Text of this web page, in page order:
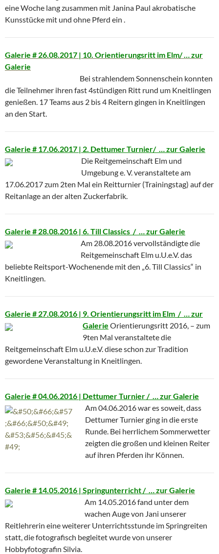
eine Woche lang zusammen mit Janina Paul akrobatische
Kunsstücke mit und ohne Pferd ein .
Galerie # 26.08.2017 | 10. Orientierungsritt im Elm/ … zur
Galerie
Bei strahlendem Sonnenschein konnten
die Teilnehmer ihren fast 4stündigen Ritt rund um Kneitlingen
genießen. 17 Teams aus 2 bis 4 Reitern gingen in Kneitlingen
an den Start.
Galerie # 17.06.2017 | 2. Dettumer Turnier/ … zur Galerie
Die Reitgemeinschaft Elm und
Umgebung e. V. veranstaltete am
17.06.2017 zum 2ten Mal ein Reitturnier (Trainingstag) auf der
Reitanlage an der alten Zuckerfabrik.
Galerie # 28.08.2016 | 6. Till Classics / … zur Galerie
Am 28.08.2016 vervollständigte die
Reitgemeinschaft Elm u.U.e.V. das
beliebte Reitsport-Wochenende mit den „6. Till Classics“ in
Kneitlingen.
Galerie # 27.08.2016 | 9. Orientierungsritt im Elm / … zur
Galerie Orientierungsritt 2016, – zum
9ten Mal veranstaltete die
Reitgemeinschaft Elm u.U.e.V. diese schon zur Tradition
gewordene Veranstaltung in Kneitlingen.
Galerie # 04.06.2016 | Dettumer Turnier / … zur Galerie
Am 04.06.2016 war es soweit, dass
Dettumer Turnier ging in die erste
Runde. Bei herrlichem Sommerwetter
zeigten die großen und kleinen Reiter
auf ihren Pferden ihr Können.
Galerie # 14.05.2016 | Springunterricht / … zur Galerie
Am 14.05.2016 fand unter dem
wachen Auge von Jani unserer
Reitlehrerin eine weiterer Unterrichtsstunde im Springreiten
statt, die fotografisch begleitet wurde von unserer
Hobbyfotografin Silvia.